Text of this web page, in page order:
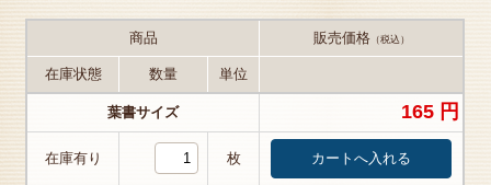
商品 販売価格（税込）
在庫状態 数量 単位
葉書サイズ 165 円
在庫有り 枚